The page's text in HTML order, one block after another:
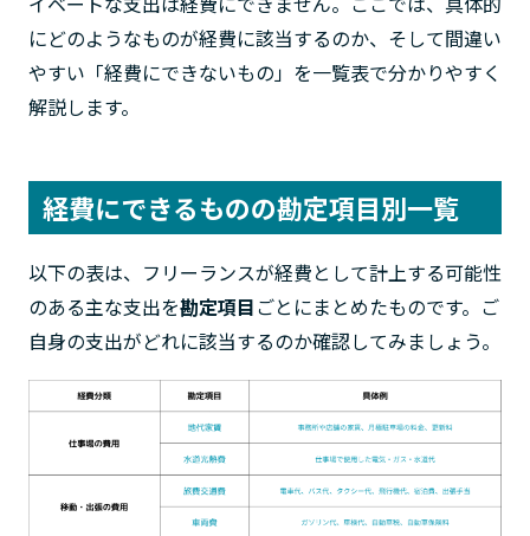
にどのようなものが経費に該当するのか、そして間違い
やすい「経費にできないもの」を一覧表で分かりやすく
解説します。
経費にできるものの勘定項目別一覧
以下の表は、フリーランスが経費として計上する可能性
のある主な支出を勘定項目ごとにまとめたものです。ご
自身の支出がどれに該当するのか確認してみましょう。